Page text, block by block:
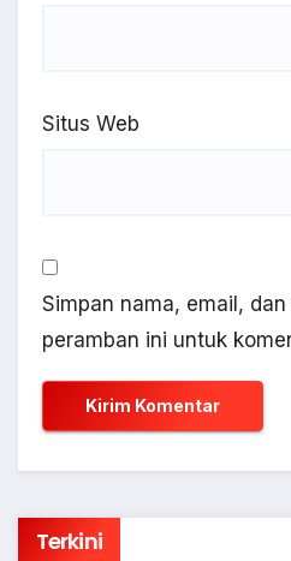
Situs Web
Simpan nama, email,
peramban ini untuk
Terkini